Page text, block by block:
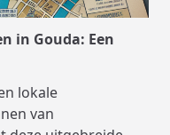
in Gouda: Een
lokale
van